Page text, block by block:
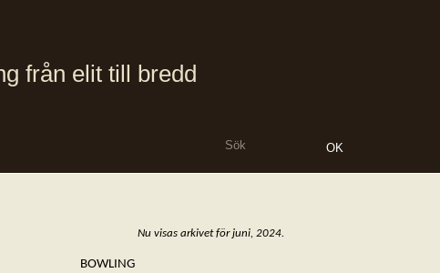
från elit till bredd
Nu visas arkivet för juni, 2024.
BOWLING